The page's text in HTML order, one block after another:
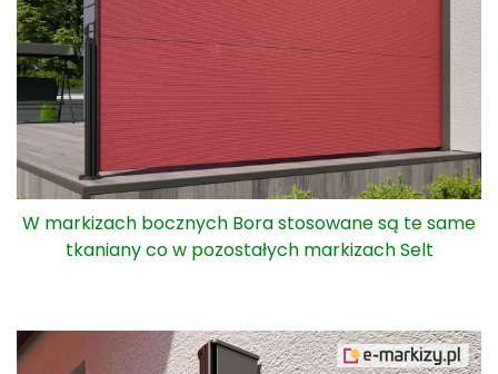
W markizach bocznych Bora stosowane są te same
tkaniany co w pozostałych markizach Selt